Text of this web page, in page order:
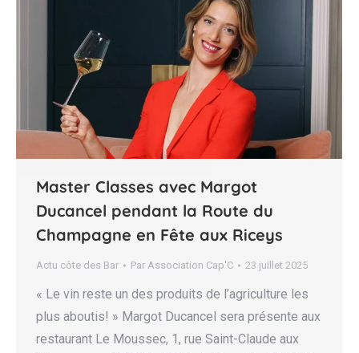
Master Classes avec Margot
Ducancel pendant la Route du
Champagne en Fête aux Riceys
Actu côte des Bar Par Association Cap'C 23 juillet 2025
« Le vin reste un des produits de l’agriculture les
plus aboutis! » Margot Ducancel sera présente aux
restaurant Le Moussec, 1, rue Saint-Claude aux